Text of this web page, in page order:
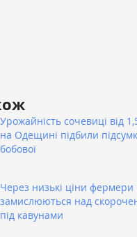
Урожайність сочевиці від
на Одещині підбили
бобової
Через низькі ціни фермери
замислюються над
під кавунами